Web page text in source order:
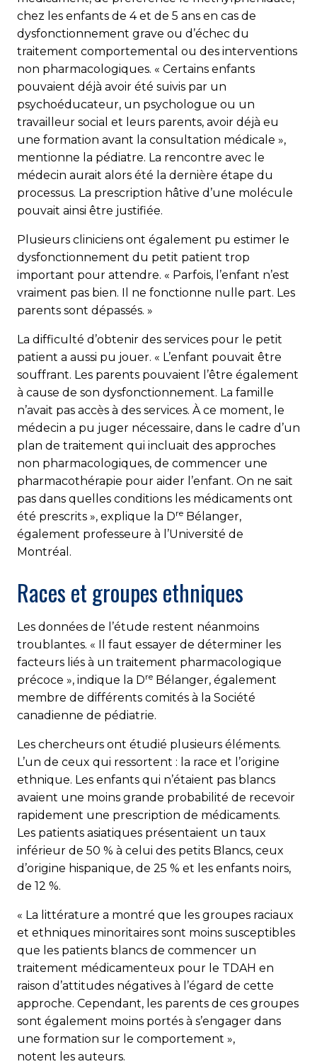
chez les enfants de 4 et de 5 ans en cas de
dysfonctionnement grave ou d’échec du
traitement comportemental ou des interventions
non pharmacologiques. « Certains enfants
pouvaient déjà avoir été suivis par un
psychoéducateur, un psychologue ou un
travailleur social et leurs parents, avoir déjà eu
une formation avant la consultation médicale »,
mentionne la pédiatre. La rencontre avec le
médecin aurait alors été la dernière étape du
processus. La prescription hâtive d’une molécule
pouvait ainsi être justifiée.
Plusieurs cliniciens ont également pu estimer le
dysfonctionnement du petit patient trop
important pour attendre. « Parfois, l’enfant n’est
vraiment pas bien. Il ne fonctionne nulle part. Les
parents sont dépassés. »
La difficulté d’obtenir des services pour le petit
patient a aussi pu jouer. « L’enfant pouvait être
souffrant. Les parents pouvaient l’être également
à cause de son dysfonctionnement. La famille
n’avait pas accès à des services. À ce moment, le
médecin a pu juger nécessaire, dans le cadre d’un
plan de traitement qui incluait des approches
non pharmacologiques, de commencer une
pharmacothérapie pour aider l’enfant. On ne sait
pas dans quelles conditions les médicaments ont
été prescrits », explique la Dre Bélanger,
également professeure à l’Université de
Montréal.
Races et groupes ethniques
Les données de l’étude restent néanmoins
troublan­tes. « Il faut essayer de déterminer les
facteurs liés à un traitement pharmacologique
précoce », indique la Dre Bélanger, également
membre de différents comités à la Société
canadienne de pédiatrie.
Les chercheurs ont étudié plusieurs éléments.
L’un de ceux qui ressortent : la race et l’origine
ethnique. Les enfants qui n’étaient pas blancs
avaient une moins grande probabilité de recevoir
rapidement une prescription de médicaments.
Les patients asiatiques présentaient un taux
inférieur de 50 % à celui des petits Blancs, ceux
d’origine hispanique, de 25 % et les enfants noirs,
de 12 %.
« La littérature a montré que les groupes raciaux
et ethni­ques minoritaires sont moins susceptibles
que les patients blancs de commencer un
traitement médicamenteux pour le TDAH en
raison d’attitudes négatives à l’égard de cette
approche. Cependant, les parents de ces groupes
sont également moins portés à s’engager dans
une formation sur le comportement »,
notent les auteurs.